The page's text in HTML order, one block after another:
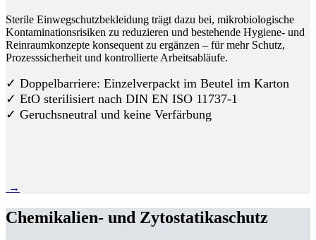
Sterile Einwegschutzbekleidung trägt dazu bei, mikrobiologische
Kontaminationsrisiken zu reduzieren und bestehende Hygiene- und
Reinraumkonzepte konsequent zu ergänzen – für mehr Schutz,
Prozesssicherheit und kontrollierte Arbeitsabläufe.
✓ Doppelbarriere: Einzelverpackt im Beutel im Karton
✓ EtO sterilisiert nach DIN EN ISO 11737-1
✓ Geruchsneutral und keine Verfärbung
→
Chemikalien- und Zytostatikaschutz